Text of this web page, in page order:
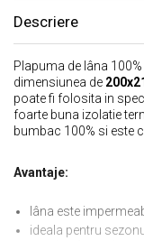
Descriere
Plapuma de lâna
dimensiunea de
poate fi folosita in
foarte buna izolatie
bumbac 100% si este
Avantaje:
lâna este
ideala pentru